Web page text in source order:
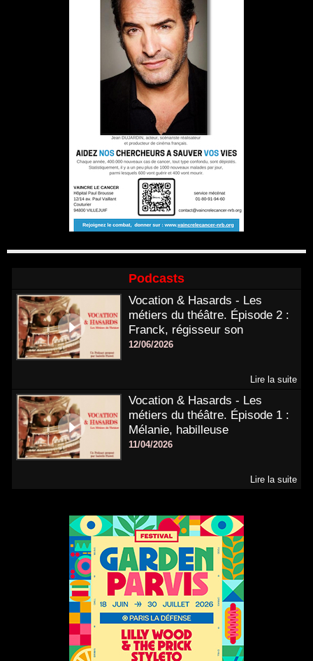
Podcasts
Vocation & Hasards - Les
métiers du théâtre. Épisode 2 :
Franck, régisseur son
12/06/2026
Lire la suite
Vocation & Hasards - Les
métiers du théâtre. Épisode 1 :
Mélanie, habilleuse
11/04/2026
Lire la suite